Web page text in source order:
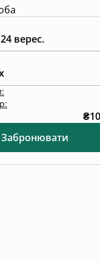
верес.
:
Забронювати